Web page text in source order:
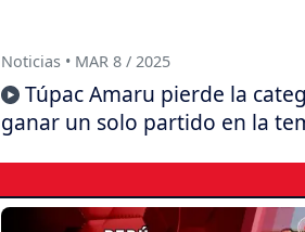
Noticias • MAR 8 / 2025
Túpac Amaru pierde la
ganar un solo partido en la